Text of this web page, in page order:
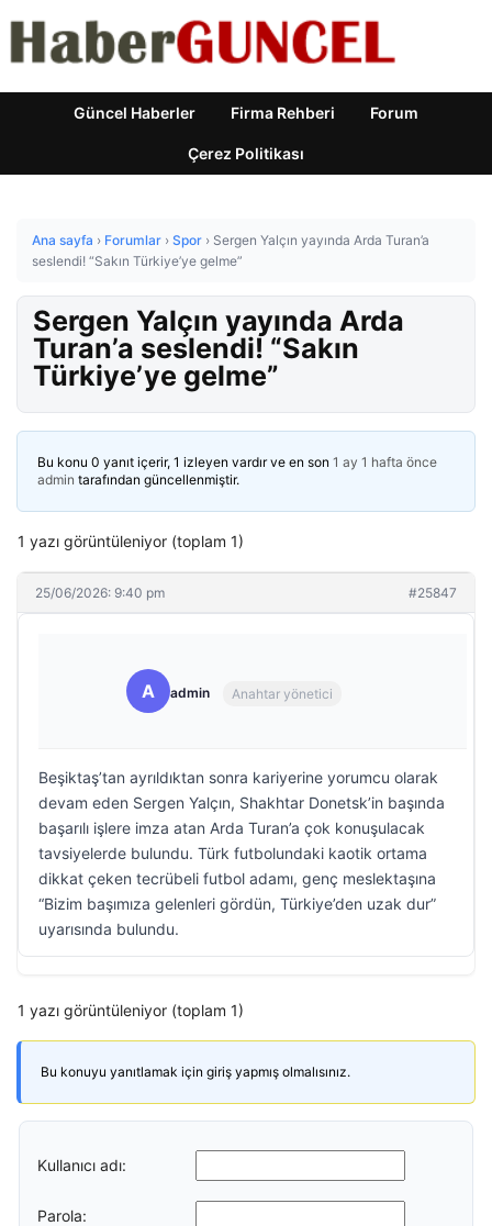
Güncel Haberler Firma Rehberi Forum
Çerez Politikası
Ana sayfa › Forumlar › Spor › Sergen Yalçın yayında Arda Turan’a
seslendi! “Sakın Türkiye’ye gelme”
Sergen Yalçın yayında Arda
Turan’a seslendi! “Sakın
Türkiye’ye gelme”
Bu konu 0 yanıt içerir, 1 izleyen vardır ve en son 1 ay 1 hafta önce
admin tarafından güncellenmiştir.
1 yazı görüntüleniyor (toplam 1)
25/06/2026: 9:40 pm #25847
A admin Anahtar yönetici
Beşiktaş’tan ayrıldıktan sonra kariyerine yorumcu olarak
devam eden Sergen Yalçın, Shakhtar Donetsk’in başında
başarılı işlere imza atan Arda Turan’a çok konuşulacak
tavsiyelerde bulundu. Türk futbolundaki kaotik ortama
dikkat çeken tecrübeli futbol adamı, genç meslektaşına
“Bizim başımıza gelenleri gördün, Türkiye’den uzak dur”
uyarısında bulundu.
1 yazı görüntüleniyor (toplam 1)
Bu konuyu yanıtlamak için giriş yapmış olmalısınız.
Kullanıcı adı:
Parola: